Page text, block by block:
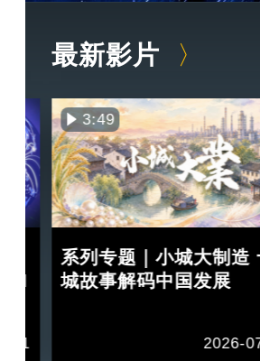
最新影片
II
11
3:49
系列专题｜小城大制造
城故事解码中国发展
2026-